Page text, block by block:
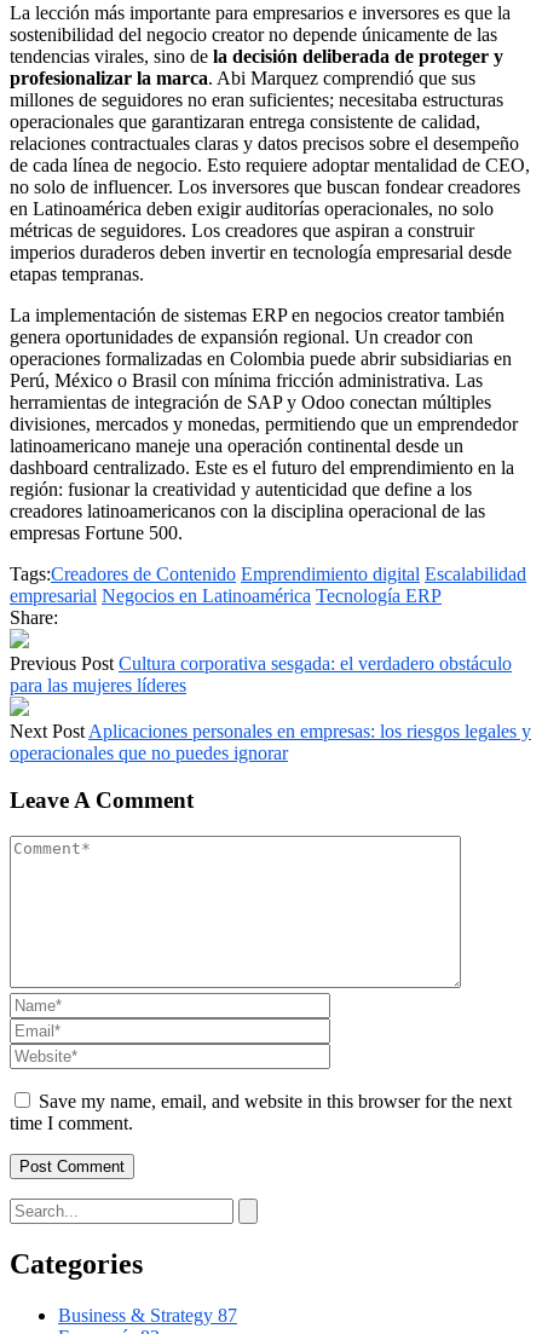
La lección más importante para empresarios e inversores es que la
sostenibilidad del negocio creator no depende únicamente de las
tendencias virales, sino de la decisión deliberada de proteger y
profesionalizar la marca. Abi Marquez comprendió que sus
millones de seguidores no eran suficientes; necesitaba estructuras
operacionales que garantizaran entrega consistente de calidad,
relaciones contractuales claras y datos precisos sobre el desempeño
de cada línea de negocio. Esto requiere adoptar mentalidad de CEO,
no solo de influencer. Los inversores que buscan fondear creadores
en Latinoamérica deben exigir auditorías operacionales, no solo
métricas de seguidores. Los creadores que aspiran a construir
imperios duraderos deben invertir en tecnología empresarial desde
etapas tempranas.
La implementación de sistemas ERP en negocios creator también
genera oportunidades de expansión regional. Un creador con
operaciones formalizadas en Colombia puede abrir subsidiarias en
Perú, México o Brasil con mínima fricción administrativa. Las
herramientas de integración de SAP y Odoo conectan múltiples
divisiones, mercados y monedas, permitiendo que un emprendedor
latinoamericano maneje una operación continental desde un
dashboard centralizado. Este es el futuro del emprendimiento en la
región: fusionar la creatividad y autenticidad que define a los
creadores latinoamericanos con la disciplina operacional de las
empresas Fortune 500.
Tags:Creadores de Contenido Emprendimiento digital Escalabilidad
empresarial Negocios en Latinoamérica Tecnología ERP
Share:
Previous Post Cultura corporativa sesgada: el verdadero obstáculo
para las mujeres líderes
Next Post Aplicaciones personales en empresas: los riesgos legales y
operacionales que no puedes ignorar
Leave A Comment
Save my name, email, and website in this browser for the next
time I comment.
Categories
Business & Strategy 87